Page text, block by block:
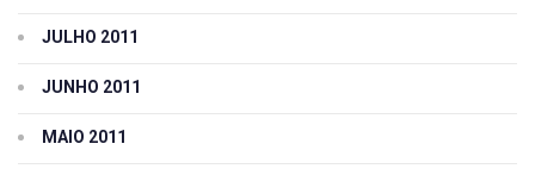
JULHO 2011
JUNHO 2011
MAIO 2011